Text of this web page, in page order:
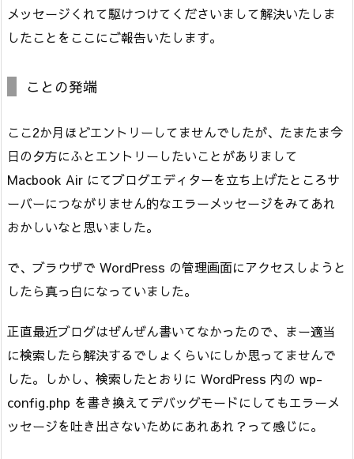
メッセージくれて駆けつけてくださいまして解決いたしま
したことをここにご報告いたします。
ことの発端
ここ2か月ほどエントリーしてませんでしたが、たまたま今
日の夕方にふとエントリーしたいことがありまして
Macbook Air にてブログエディターを立ち上げたところサ
ーバーにつながりません的なエラーメッセージをみてあれ
おかしいなと思いました。
で、ブラウザで WordPress の管理画面にアクセスしようと
したら真っ白になっていました。
正直最近ブログはぜんぜん書いてなかったので、まー適当
に検索したら解決するでしょくらいにしか思ってませんで
した。しかし、検索したとおりに WordPress 内の wp-
config.php を書き換えてデバッグモードにしてもエラーメ
ッセージを吐き出さないためにあれあれ？って感じに。